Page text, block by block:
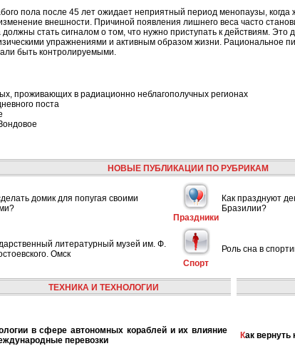
пола после 45 лет ожидает неприятный период менопаузы,
внешности. Причиной появления лишнего веса часто
должны стать сигналом о том, что нужно приступать к действиям.
упражнениями и активным образом жизни. Рациональное
быть контролируемыми.
проживающих в радиационно неблагополучных регионах
поста
НОВЫЕ ПУБЛИКАЦИИ ПО РУБРИКАМ
домик для попугая своими
Праздники
Как празднуют
Бразилии?
литературный музей им. Ф.
Омск
Спорт
Роль сна в
ТЕХНИКА И ТЕХНОЛОГИИ
перевозки
Как